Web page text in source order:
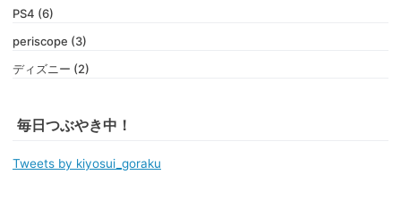
PS4 (6)
periscope (3)
ディズニー (2)
毎日つぶやき中！
Tweets by kiyosui_goraku